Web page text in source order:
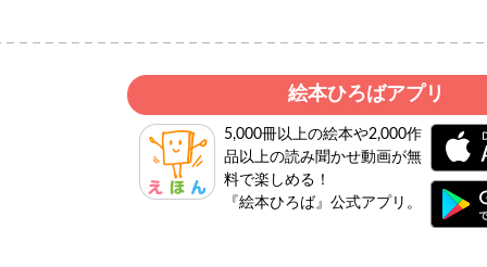
絵本ひろばアプリ
5,000冊以上の絵本や2,000作
品以上の読み聞かせ動画が無
料で楽しめる！
『絵本ひろば』公式アプリ。